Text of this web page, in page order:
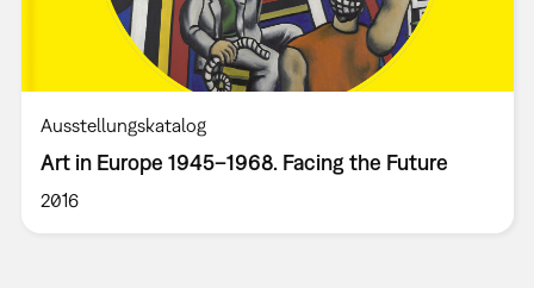
Ausstellungskatalog
Art in Europe 1945–1968. Facing the Future
2016